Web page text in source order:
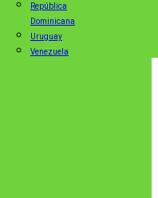
República
Dominicana
Uruguay
Venezuela